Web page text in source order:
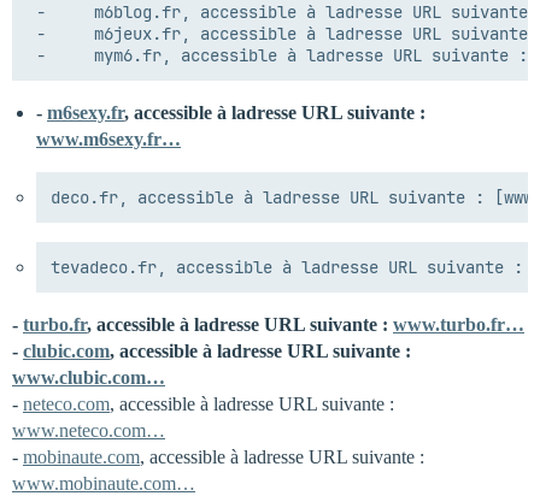
-     m6blog.fr, accessible à ladresse URL
-     m6jeux.fr, accessible à ladresse URL
- m6sexy.fr, accessible à ladresse URL suivante :
www.m6sexy.fr…
- turbo.fr, accessible à ladresse URL suivante : www.turbo.fr…
- clubic.com, accessible à ladresse URL suivante :
www.clubic.com…
- neteco.com, accessible à ladresse URL suivante :
www.neteco.com…
- mobinaute.com, accessible à ladresse URL suivante :
www.mobinaute.com…